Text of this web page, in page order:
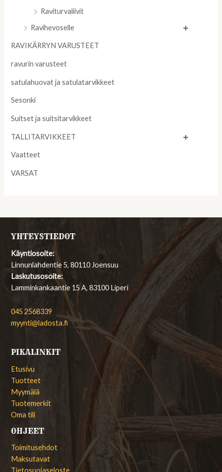
Raviturvaliivit
Ravihevoselle
RAVIKÄRRYN VARUSTEET
ravurin varusteet
satulahuovat ja satulatarvikkeet
Sesonki
Suitset ja suitsitarvikkeet
TALLITARVIKKEET
Vaatteet
VARSAT
YHTEYSTIEDOT
Käyntiosoite:
Linnunlahdentie 5, 80110 Joensuu
Laskutusosoite:
Lamminkankaantie 15 A, 83100 Liperi
045 2568339
myynti@ladosta.fi
PIKALINKIT
Etusivu
Tuotteet
Myymälä
Tuotemerkit
Oma tili
OHJEET
Toimitusehdot
Maksutavat